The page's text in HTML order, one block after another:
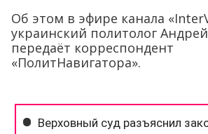
Об этом в эфире канала
украинский политолог
передаёт корреспондент
«ПолитНавигатора».